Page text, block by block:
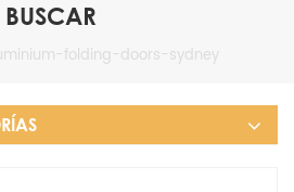
BUSCAR
folding-doors-sydney